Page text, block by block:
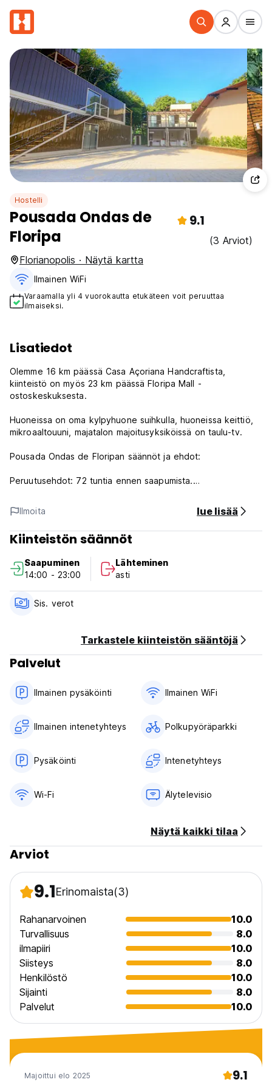
Hostelli
Pousada Ondas de
Floripa
9.1
(3 Arviot)
Florianopolis · Näytä kartta
Ilmainen WiFi
Varaamalla yli 4 vuorokautta etukäteen voit peruuttaa
ilmaiseksi.
Lisatiedot
Olemme 16 km päässä Casa Açoriana Handcraftista,
kiinteistö on myös 23 km päässä Floripa Mall -
ostoskeskuksesta.
Huoneissa on oma kylpyhuone suihkulla, huoneissa keittiö,
mikroaaltouuni, majatalon majoitusyksiköissä on taulu-tv.
Pousada Ondas de Floripan säännöt ja ehdot:
Peruutusehdot: 72 tuntia ennen saapumista.
Sisäänkirjautuminen klo 14.00 alkaen.
Uloskirjautuminen ennen klo 11.00.
Maksu saapumisen yhteydessä käteisellä.
Tämä majoituspaikka voi tehdä katteen kortiltasi ennen
saapumista.
Verot sisältyvät.
Ei ulkonaliikkumiskieltoa.
from original language)
Ilmoita lue lisää
Kiinteistön säännöt
Saapuminen
14:00 - 23:00
Lähteminen
asti
Sis. verot
Tarkastele kiinteistön sääntöjä
Palvelut
Ilmainen pysäköinti Ilmainen WiFi
Ilmainen intenetyhteys Polkupyöräparkki
Pysäköinti Intenetyhteys
Wi-Fi Älytelevisio
Näytä kaikki tilaa
Arviot
9.1Erinomaista(3)
Rahanarvoinen
10.0
Turvallisuus
8.0
ilmapiiri
10.0
Siisteys
8.0
Henkilöstö
10.0
Sijainti
8.0
Palvelut
10.0
Majoittui elo 2025 9.1